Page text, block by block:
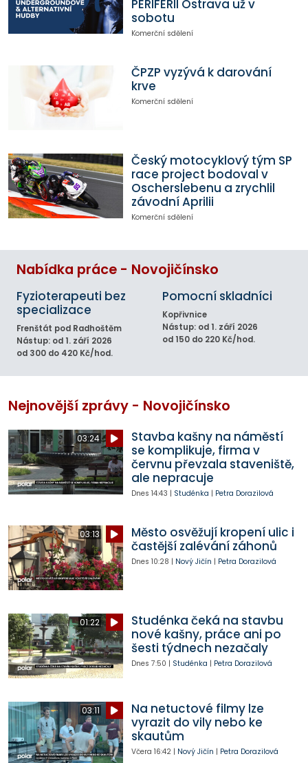
PERIFERII Ostrava už v
sobotu
Komerční sdělení
ČPZP vyzývá k darování
krve
Komerční sdělení
Český motocyklový tým SP
race project bodoval v
Oscherslebenu a zrychlil
závodní Aprilii
Komerční sdělení
Nabídka práce - Novojičínsko
Fyzioterapeuti bez
specializace
Frenštát pod Radhoštěm
Nástup: od 1. září 2026
od 300 do 420 Kč/hod.
Pomocní skladníci
Kopřivnice
Nástup: od 1. září 2026
od 150 do 220 Kč/hod.
Nejnovější zprávy - Novojičínsko
03:24
Stavba kašny na náměstí
se komplikuje, firma v
červnu převzala staveniště,
ale nepracuje
Dnes 14:43 | Studénka | Petra Dorazilová
03:13
Město osvěžují kropení ulic i
častější zalévání záhonů
Dnes 10:28 | Nový Jičín | Petra Dorazilová
01:22
Studénka čeká na stavbu
nové kašny, práce ani po
šesti týdnech nezačaly
Dnes 7:50 | Studénka | Petra Dorazilová
03:11
Na netuctové filmy lze
vyrazit do vily nebo ke
skautům
Včera 16:42| Nový Jičín | Petra Dorazilová